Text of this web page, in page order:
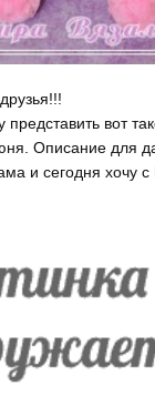
вот
Описание для
и сегодня хочу